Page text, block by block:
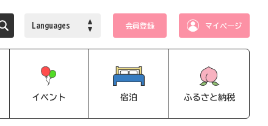
Languages 会員登録 マイページ
イベント 宿泊 ふるさと納税